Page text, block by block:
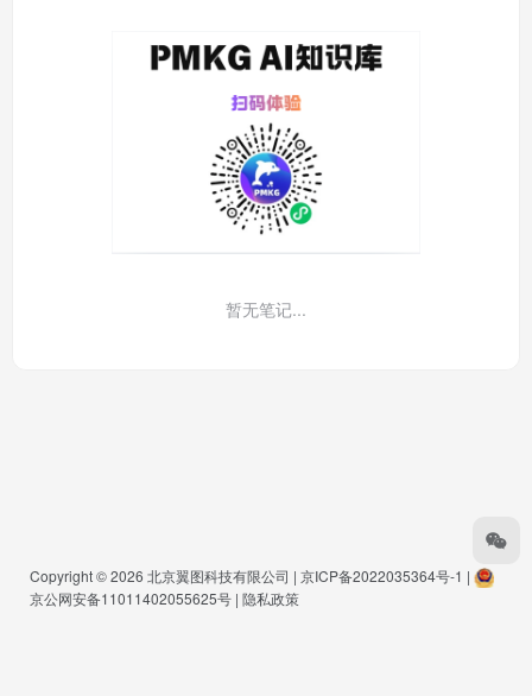
暂无笔记...
Copyright © 2026 北京翼图科技有限公司 | 京ICP备2022035364号-1 |
京公网安备11011402055625号 | 隐私政策